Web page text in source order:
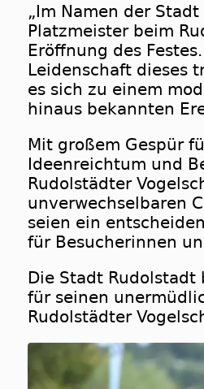
„Im Namen der
Platzmeister beim
Eröffnung des
Leidenschaft dieses
es sich zu einem
hinaus bekannten
Mit großem Gespür
Ideenreichtum und
Rudolstädter
unverwechselbaren
seien ein
für Besucherinnen
Die Stadt
für seinen
Rudolstädter